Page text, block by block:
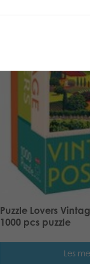
Puzzle Lovers
1000 pcs puzzle
Les